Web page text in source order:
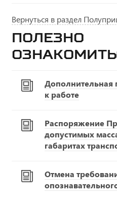
Вернуться в раздел
Полезно
Дополнительная
к работе
Распоряжение
допустимых
габаритах
Отмена